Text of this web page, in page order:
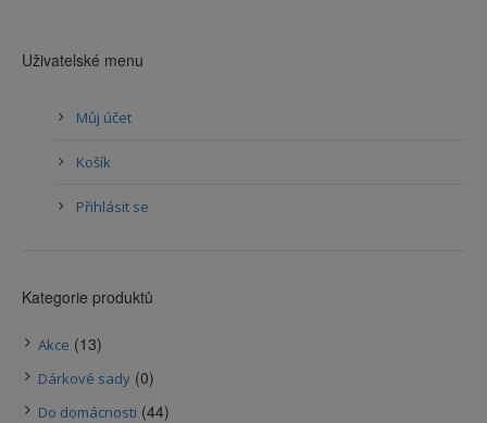
Uživatelské menu
Můj účet
Košík
Přihlásit se
Kategorie produktů
Akce (13)
Dárkové sady (0)
Do domácnosti (44)